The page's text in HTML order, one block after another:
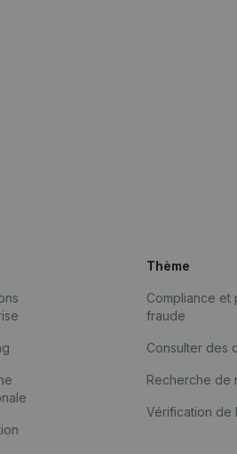
Thème
Compliance et
fraude
Consulter des
Recherche de
Vérification de